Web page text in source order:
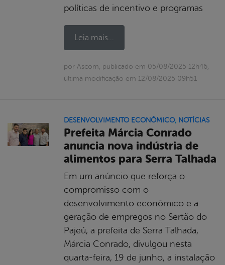
políticas de incentivo e programas
Leia mais...
por Ascom, publicado em 05/08/2025 12h46,
última modificação em 12/08/2025 09h51
DESENVOLVIMENTO ECONÔMICO, NOTÍCIAS
Prefeita Márcia Conrado
anuncia nova indústria de
alimentos para Serra Talhada
Em um anúncio que reforça o
compromisso com o
desenvolvimento econômico e a
geração de empregos no Sertão do
Pajeú, a prefeita de Serra Talhada,
Márcia Conrado, divulgou nesta
quarta-feira, 19 de junho, a instalação